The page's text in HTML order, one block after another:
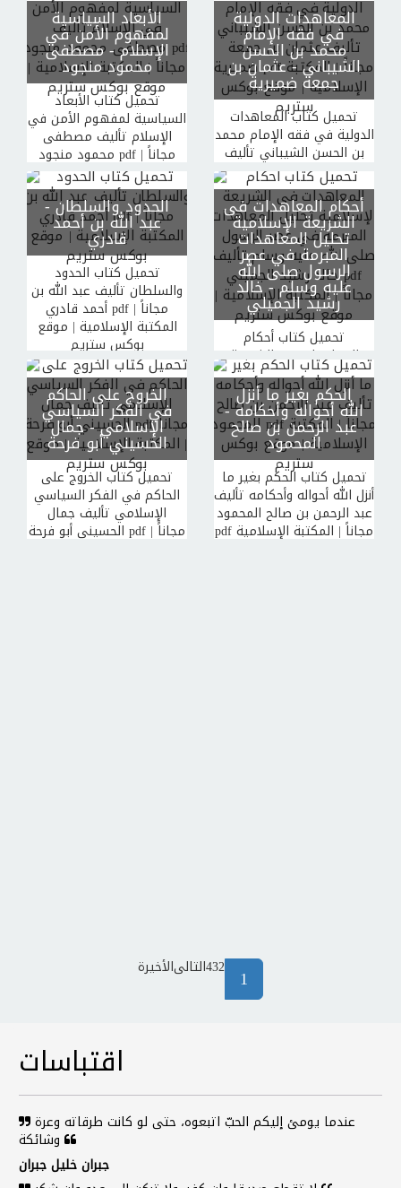
موقع بوكس ستريم
المعاهدات الدولية
في فقه الإمام
محمد بن الحسن
الشيباني- عثمان بن
جمعة ضميرية
تحميل كتاب المعاهدات
الدولية في فقه الإمام محمد
بن الحسن الشيباني تأليف
عثمان بن جمعة ضميرية pdf
مجاناً | المكتبة الإسلامية |
موقع بوكس ستريم
الأبعاد السياسية
لمفهوم الأمن في
الإسلام- مصطفى
محمود منجود
تحميل كتاب الأبعاد
السياسية لمفهوم الأمن في
الإسلام تأليف مصطفى
محمود منجود pdf مجاناً |
المكتبة الإسلامية | موقع
بوكس ستريم
أحكام المعاهدات فى
الشريعة الإسلامية
تحليل المعاهدات
المبرمة في عصر
الرسول صلى الله
عليه وسلم- خالد
رشيد الجميلي
تحميل كتاب أحكام
المعاهدات فى الشريعة
الإسلامية تحليل المعاهدات
المبرمة في عصر الرسول
صلى الله عليه وسلم تأليف
خالد رشيد الجميلي pdf مجاناً
| المكتبة الإسلامية | موقع
بوكس ستريم
الحدود والسلطان-
عبد الله بن أحمد
قادري
تحميل كتاب الحدود
والسلطان تأليف عبد الله بن
أحمد قادري pdf مجاناً |
المكتبة الإسلامية | موقع
بوكس ستريم
الحكم بغير ما أنزل
الله أحواله وأحكامه -
عبد الرحمن بن صالح
المحمود
تحميل كتاب الحكم بغير ما
أنزل الله أحواله وأحكامه تأليف
عبد الرحمن بن صالح المحمود
pdf مجاناً | المكتبة الإسلامية
الخروج على الحاكم
في الفكر السياسي
الإسلامي- جمال
الحسيني أبو فرحة
تحميل كتاب الخروج على
الحاكم في الفكر السياسي
الإسلامي تأليف جمال
الحسيني أبو فرحة pdf مجاناً |
1
2
3
4التالىالأخيرة
اقتباسات
جبران خليل جبران